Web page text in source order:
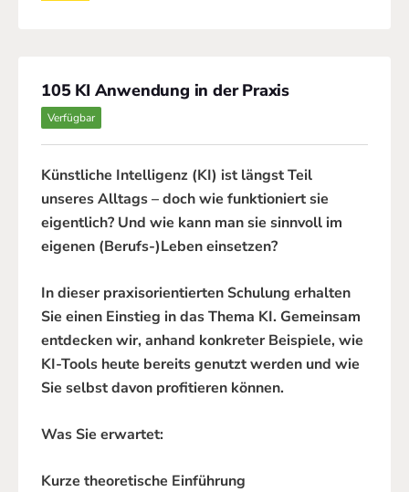
105 KI Anwendung in der Praxis
Verfügbar
Künstliche Intelligenz (KI) ist längst Teil
unseres Alltags – doch wie funktioniert sie
eigentlich? Und wie kann man sie sinnvoll im
eigenen (Berufs-)Leben einsetzen?
In dieser praxisorientierten Schulung erhalten
Sie einen Einstieg in das Thema KI. Gemeinsam
entdecken wir, anhand konkreter Beispiele, wie
KI-Tools heute bereits genutzt werden und wie
Sie selbst davon profitieren können.
Was Sie erwartet:
Kurze theoretische Einführung